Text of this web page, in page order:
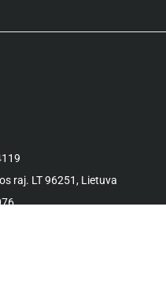
raj. LT 96251, Lietuva